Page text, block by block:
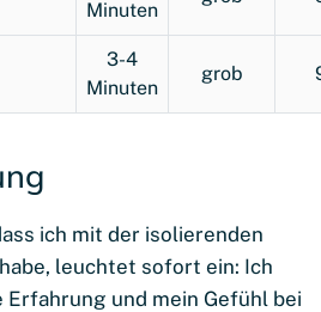
Minuten
3-4
Minuten
grob
ich mit der isolierenden
leuchtet sofort ein: Ich
Erfahrung und mein Gefühl bei